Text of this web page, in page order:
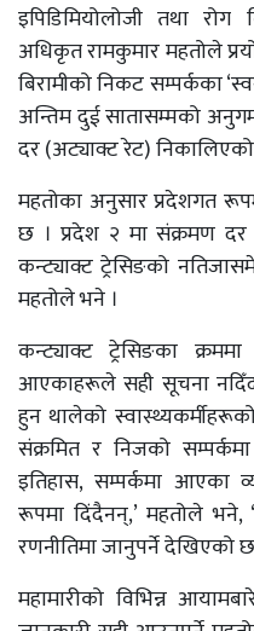
इपिडिमियोलोजी तथा रोग
अधिकृत रामकुमार महतोले
बिरामीको निकट सम्पर्कका
अन्तिम दुई सातासम्मको
दर (अट्याक्ट रेट)
महतोका अनुसार प्रदेशगत
छ । प्रदेश २ मा संक्रमण दर
कन्ट्याक्ट ट्रेसिङको
महतोले भने ।
कन्ट्याक्ट ट्रेसिङका
आएकाहरूले सही सूचना
हुन थालेको
संक्रमित र निजको
इतिहास, सम्पर्कमा आएका
रूपमा दिंदैनन्,’ महतोले भने,
रणनीतिमा जानुपर्ने देखिएको
महामारीको विभिन्न